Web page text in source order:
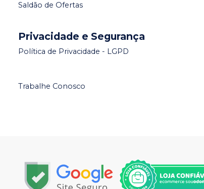
Saldão de Ofertas
Privacidade e Segurança
Política de Privacidade - LGPD
Trabalhe Conosco